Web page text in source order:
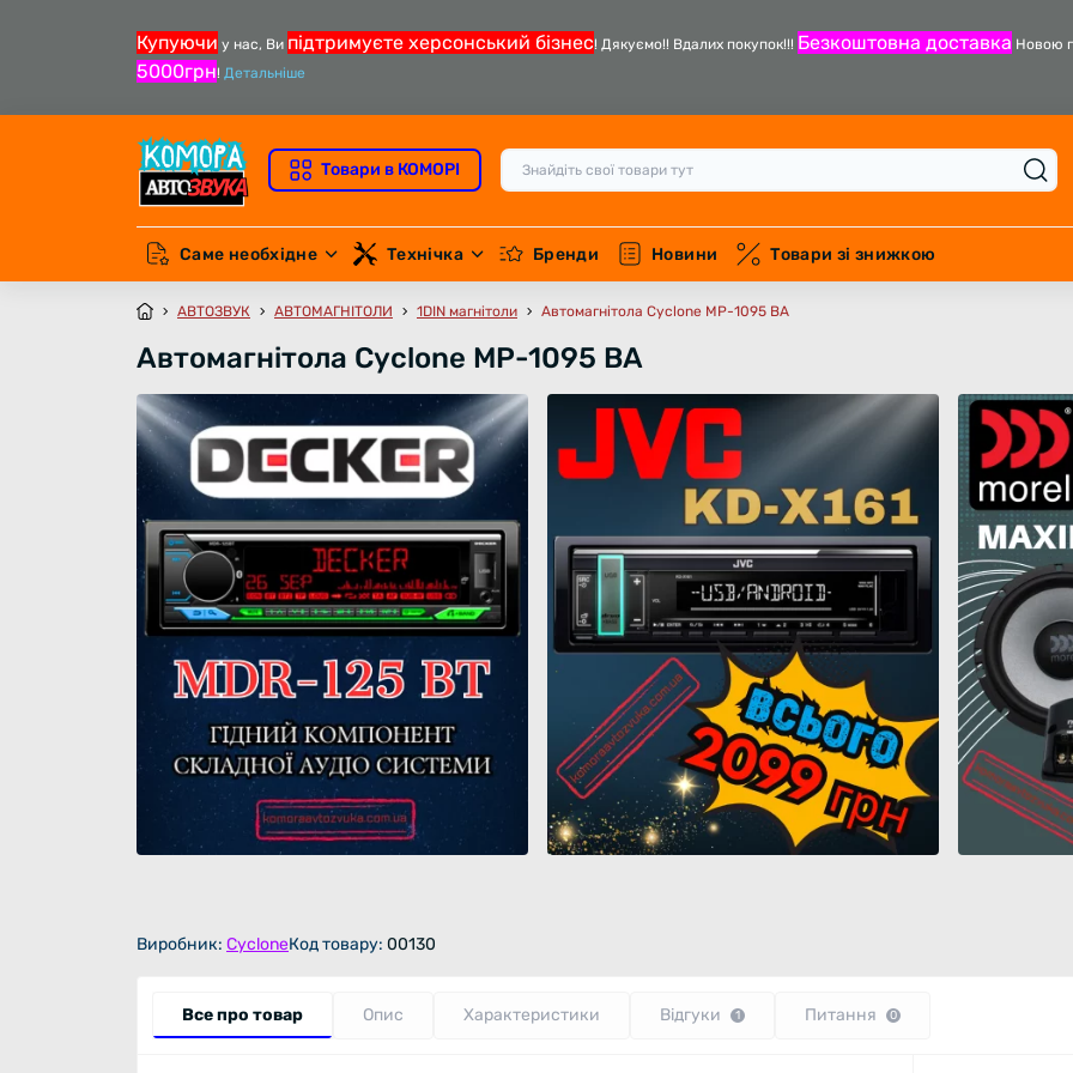
Купуючи у нас, Ви підтримуєте херсонський бізнес! Дякуємо!! Вдалих покупок!!! Безкоштовна доставка Новою
5000грн! Детальніше
Товари в КОМОРІ
Саме необхідне Технічка Бренди Новини Товари зі знижкою
АВТОЗВУК АВТОМАГНІТОЛИ 1DIN магнітоли Автомагнітола Cyclone MP-1095 BA
Автомагнітола Cyclone MP-1095 BA
Виробник: CycloneКод товару: 00130
Все про товар Опис Характеристики Відгуки 1 Питання 0